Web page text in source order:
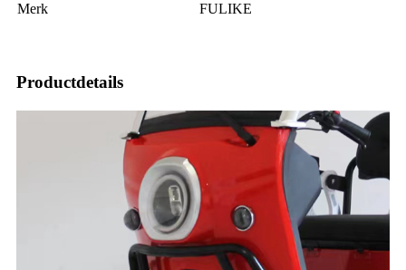
Merk
FULIKE
Productdetails